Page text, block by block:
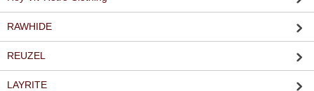
RAWHIDE
REUZEL
LAYRITE